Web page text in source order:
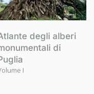
degli alberi
di
I